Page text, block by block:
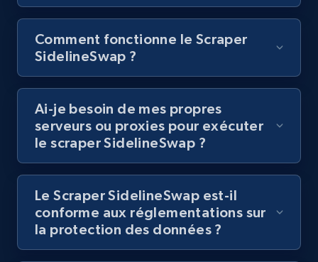
Youtube - Videos posts - Discovery records
URL, Title, Youtuber, Youtuber md5, Video url,
Video length, Likes, Views, and more.
Youtube - Videos posts - Discovery videos
Comment fonctionne le Scraper
SidelineSwap ?
Ai-je besoin de mes propres
serveurs ou proxies pour exécuter
le scraper SidelineSwap ?
Le Scraper SidelineSwap est-il
conforme aux réglementations sur
la protection des données ?